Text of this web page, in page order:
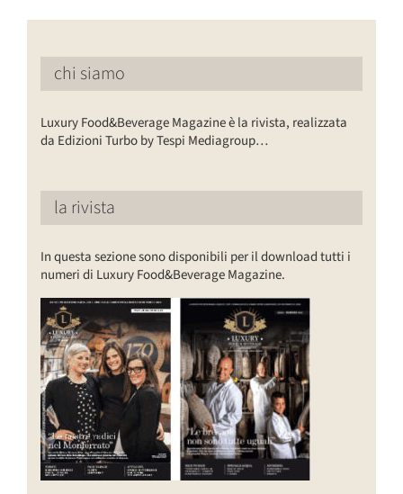
chi siamo
Luxury Food&Beverage Magazine è la rivista, realizzata
da Edizioni Turbo by Tespi Mediagroup…
la rivista
In questa sezione sono disponibili per il download tutti i
numeri di Luxury Food&Beverage Magazine.